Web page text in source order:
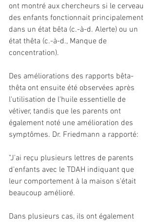
ont montré aux chercheurs si le cerveau
des enfants fonctionnait principalement
dans un état bêta (c.-à-d. Alerte) ou un
état thêta (c.-à-d., Manque de
concentration).
Des améliorations des rapports bêta-
thêta ont ensuite été observées après
l'utilisation de l'huile essentielle de
vétiver, tandis que les parents ont
également noté une amélioration des
symptômes. Dr. Friedmann a rapporté:
"J'ai reçu plusieurs lettres de parents
d'enfants avec le TDAH indiquant que
leur comportement à la maison s'était
beaucoup amélioré.
Dans plusieurs cas, ils ont également